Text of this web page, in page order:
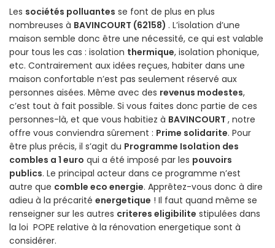
Les sociétés polluantes se font de plus en plus
nombreuses à BAVINCOURT (62158) . L’isolation d’une
maison semble donc être une nécessité, ce qui est valable
pour tous les cas : isolation thermique, isolation phonique,
etc. Contrairement aux idées reçues, habiter dans une
maison confortable n’est pas seulement réservé aux
personnes aisées. Même avec des revenus modestes,
c’est tout à fait possible. Si vous faites donc partie de ces
personnes-là, et que vous habitiez à BAVINCOURT , notre
offre vous conviendra sûrement : Prime solidarite. Pour
être plus précis, il s’agit du Programme Isolation des
combles a 1 euro qui a été imposé par les pouvoirs
publics. Le principal acteur dans ce programme n’est
autre que comble eco energie. Apprêtez-vous donc à dire
adieu à la précarité energetique ! Il faut quand même se
renseigner sur les autres criteres eligibilite stipulées dans
la loi POPE relative à la rénovation energetique sont à
considérer.